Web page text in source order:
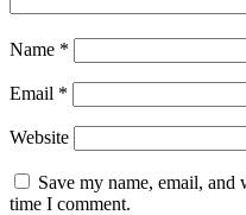
Name *
Email *
Website
Save my name, email,
time I comment.